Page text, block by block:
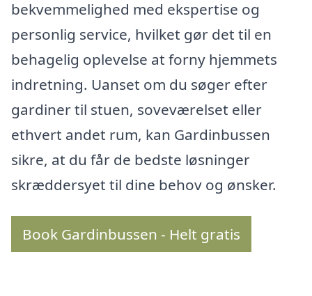
bekvemmelighed med ekspertise og
personlig service, hvilket gør det til en
behagelig oplevelse at forny hjemmets
indretning. Uanset om du søger efter
gardiner til stuen, soveværelset eller
ethvert andet rum, kan Gardinbussen
sikre, at du får de bedste løsninger
skræddersyet til dine behov og ønsker.
Book Gardinbussen - Helt gratis